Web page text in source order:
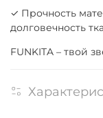
✓ Прочность
долговечность
FUNKITA – твой